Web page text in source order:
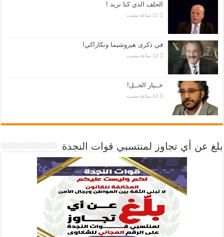
الحلف الذي كنا نريد !
في ذكرى هيروشيما ونكازاكي!
خــيار الحــل!
بلغ عن أي تجاوز لمنتسبي قوات النجدة